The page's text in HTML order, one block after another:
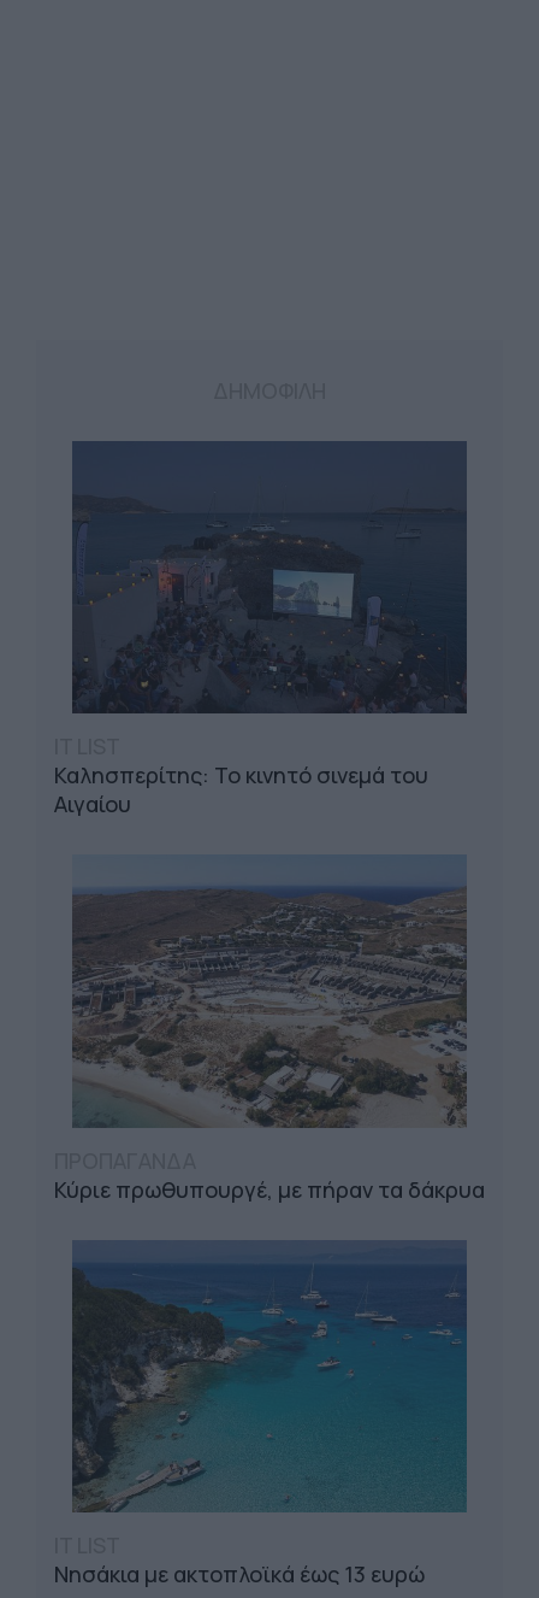
Καλησπερίτης: Το κινητό σινεμά του
Αιγαίου
Κύριε πρωθυπουργέ, με πήραν τα δάκρυα
Νησάκια με ακτοπλοϊκά έως 13 ευρώ